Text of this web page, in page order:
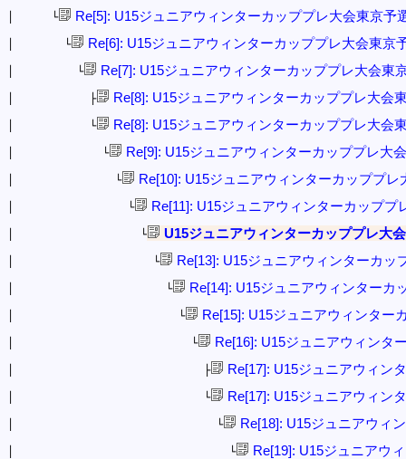
│ └ Re[5]: U15ジュニアウィンターカッププレ大会東京予
│ └ Re[6]: U15ジュニアウィンターカッププレ大会東京
│ └ Re[7]: U15ジュニアウィンターカッププレ大会東
│ ├ Re[8]: U15ジュニアウィンターカッププレ大会
│ └ Re[8]: U15ジュニアウィンターカッププレ大会
│ └ Re[9]: U15ジュニアウィンターカッププレ大
│ └ Re[10]: U15ジュニアウィンターカッププレ
│ └ Re[11]: U15ジュニアウィンターカッププ
│ └ U15ジュニアウィンターカッププレ大
│ └ Re[13]: U15ジュニアウィンターカッ
│ └ Re[14]: U15ジュニアウィンターカ
│ └ Re[15]: U15ジュニアウィンター
│ └ Re[16]: U15ジュニアウィンタ
│ ├ Re[17]: U15ジュニアウィン
│ └ Re[17]: U15ジュニアウィン
│ └ Re[18]: U15ジュニアウィ
│ └ Re[19]: U15ジュニアウ